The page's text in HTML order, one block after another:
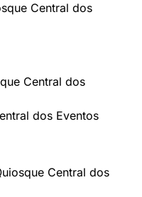
Central dos
Central dos
dos Eventos
Central dos